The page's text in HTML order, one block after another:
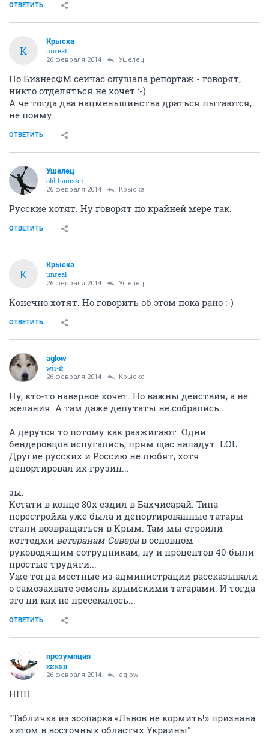
ОТВЕТИТЬ
К
Крыска
unreal
26 февраля 2014 Ушелец
По БизнесФМ сейчас слушала репортаж - говорят,
никто отделяться не хочет :-)
А чё тогда два нацменьшинства драться пытаются,
не пойму.
ОТВЕТИТЬ
Ушелец
old hamster
26 февраля 2014 Крыска
Русские хотят. Ну говорят по крайней мере так.
ОТВЕТИТЬ
К
Крыска
unreal
26 февраля 2014 Ушелец
Конечно хотят. Но говорить об этом пока рано :-)
ОТВЕТИТЬ
aglow
wii-й
26 февраля 2014 Крыска
Ну, кто-то наверное хочет. Но важны действия, а не
желания. А там даже депутаты не собрались...
А дерутся то потому как разжигают. Одни
бендеровцов испугались, прям щас нападут. LOL
Другие русских и Россию не любят, хотя
депортировал их грузин...
зы.
Кстати в конце 80х ездил в Бахчисарай. Типа
перестройка уже была и депортированные татары
стали возвращаться в Крым. Там мы строили
коттеджи ветеранам Северав основном
руководящим сотрудникам, ну и процентов 40 были
простые трудяги...
Уже тогда местные из администрации рассказывали
о самозахвате земель крымскими татарами. И тогда
это ни как не пресекалось...
ОТВЕТИТЬ
презумпция
хикки
26 февраля 2014 aglow
НПП
"Табличка из зоопарка «Львов не кормить!» признана
хитом в восточных областях Украины".